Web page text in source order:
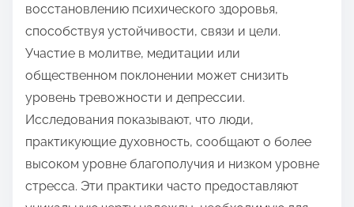
восстановлению психического здоровья,
способствуя устойчивости, связи и цели.
Участие в молитве, медитации или
общественном поклонении может снизить
уровень тревожности и депрессии.
Исследования показывают, что люди,
практикующие духовность, сообщают о более
высоком уровне благополучия и низком уровне
стресса. Эти практики часто предоставляют